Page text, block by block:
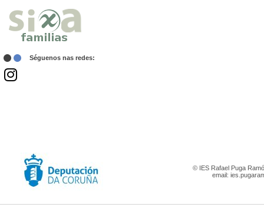
Séguenos nas redes:
© IES Rafael Puga
email: